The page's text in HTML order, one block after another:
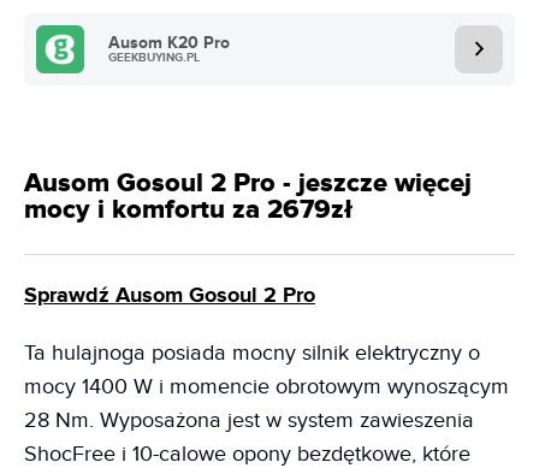
Ausom K20 Pro
GEEKBUYING.PL
Ausom Gosoul 2 Pro - jeszcze więcej
mocy i komfortu za 2679zł
Sprawdź Ausom Gosoul 2 Pro
Ta hulajnoga posiada mocny silnik elektryczny o
mocy 1400 W i momencie obrotowym wynoszącym
28 Nm. Wyposażona jest w system zawieszenia
ShocFree i 10-calowe opony bezdętkowe, które